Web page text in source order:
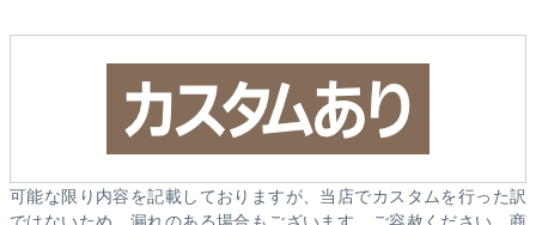
可能な限り内容を記載しておりますが、当店でカスタムを行った訳
ではないため、漏れのある場合もございます。ご容赦ください。商